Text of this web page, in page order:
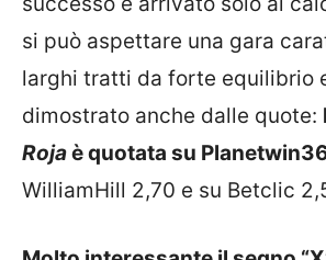
si può aspettare una gara
larghi tratti da forte equilibrio
dimostrato anche dalle quote:
Rojaè quotata su
WilliamHill 2,70 e su Betclic